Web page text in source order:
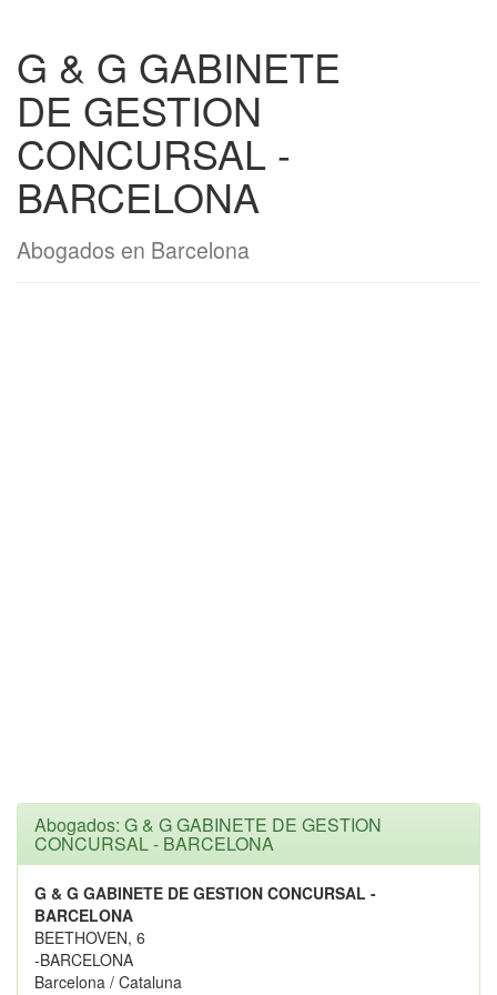
G & G GABINETE
DE GESTION
CONCURSAL -
BARCELONA
Abogados en Barcelona
Abogados: G & G GABINETE DE GESTION
CONCURSAL - BARCELONA
G & G GABINETE DE GESTION CONCURSAL -
BARCELONA
BEETHOVEN, 6
-BARCELONA
Barcelona / Cataluna